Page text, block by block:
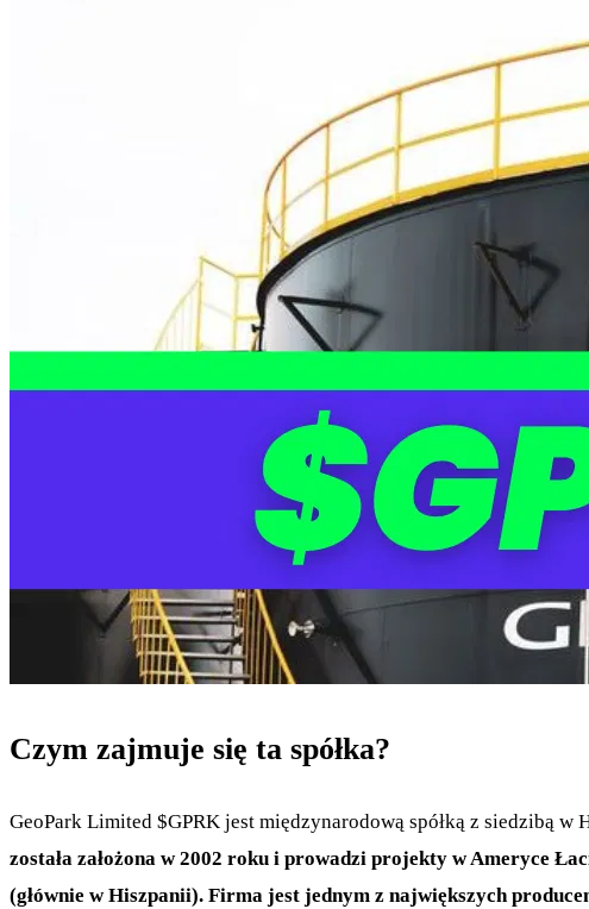
Czym zajmuje się ta spółka?
GeoPark Limited $GPRK jest międzynarodową spółką z siedzibą
została założona w 2002 roku i prowadzi projekty w Ameryce
(głównie w Hiszpanii). Firma jest jednym z największych